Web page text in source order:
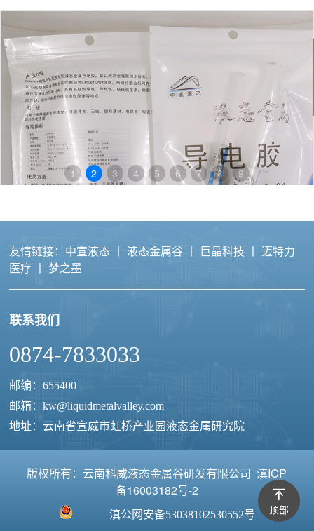
1 2 3 4 5 6 7 8 9
友情链接： 中宣液态 丨 液态金属谷 丨 巨晶科技 丨迈特力
医疗 丨 梦之墨
联系我们
0874-7833033
邮编：655400
邮箱：kw@liquidmetalvalley.com
地址：云南省宣威市虹桥产业园液态金属研究院
版权所有：云南科威液态金属谷研发有限公司滇ICP
备16003182号-2
滇公网安备53038102530552号
客
服
顶部